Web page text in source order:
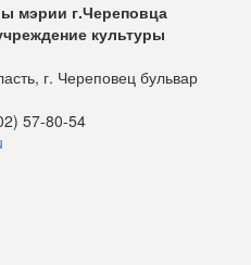
мэрии г.Череповца
культуры
г. Череповец бульвар
57-80-54